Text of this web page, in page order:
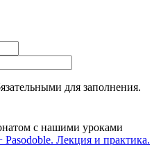
для заполнения.
с нашими уроками
Лекция и практика.